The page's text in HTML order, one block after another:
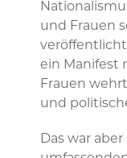
und Frauen
ein Manifest
Frauen
und
Das war